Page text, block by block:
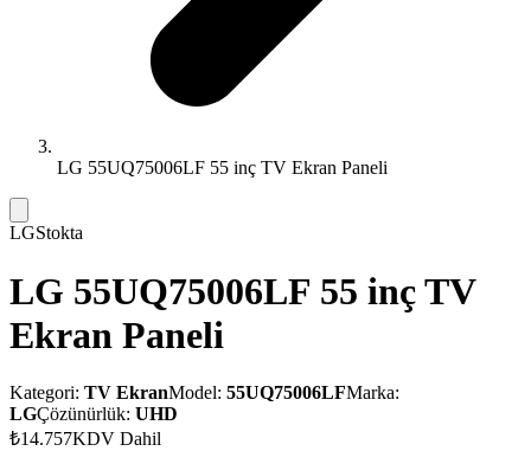
LG 55UQ75006LF 55 inç TV Ekran Paneli
LGStokta
LG 55UQ75006LF 55 inç TV
Ekran Paneli
Kategori: TV EkranModel: 55UQ75006LFMarka:
LGÇözünürlük: UHD
₺14.757KDV Dahil